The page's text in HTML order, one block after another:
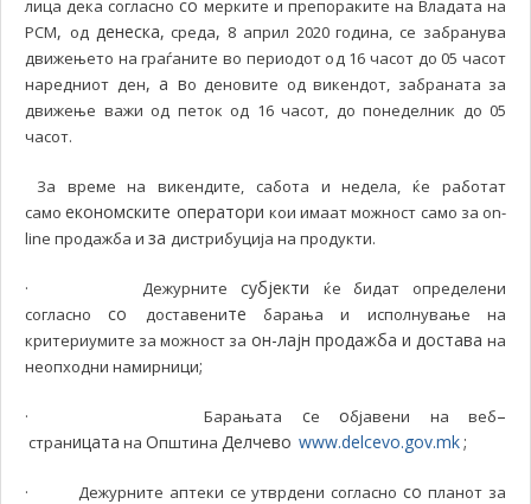
лица дека согласно со мерките и препораките на Владата на
РСМ, од денеска, среда, 8 април 2020 година, се забранува
движењето на граѓаните во периодот од 16 часот до 05 часот
наредниот ден, а во деновите од викендот, забраната за
движење важи од петок од 16 часот, до понеделник до 05
часот.
За време на викендите, сабота и недела, ќе работат
самоекономските оператори кои имаат можност само за on-
line продажба и за дистрибуција на продукти.
· Дежурните субјекти ќе бидат определени
согласносо доставените барања и исполнување на
критериумите за можност за он-лајн продажба и достава на
неопходни намирници;
· Барањата сеобјавени на веб–
страницата на Општина Делчево www.delcevo.gov.mk;
· Дежурните аптеки се утврдени согласно сопланот за